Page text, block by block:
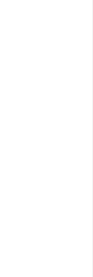
格好してるち
グショー「視
長にバレて「
おじさんなん
が満を持して
阪神のドラフ
レーニング、